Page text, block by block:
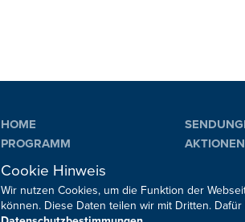
HOME
PROGRAMM
PLAYLIST
AKTIONEN
Cookie Hinweis
Wir nutzen Cookies, um die Funktion der
können. Diese Daten teilen wir mit Dritten.